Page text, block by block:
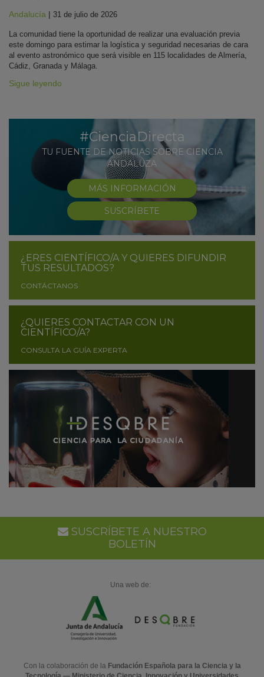
Andalucía | 31 de julio de 2026
La comunidad tiene la oportunidad de realizar una evaluación previa
este domingo para estimar la logística y seguridad necesarias de cara
al evento astronómico que será visible en 115 localidades de Almería,
Cádiz, Granada y Málaga.
Sigue leyendo
#CienciaDirecta
TU FUENTE DE NOTICIAS SOBRE CIENCIA
ANDALUZA
MÁS INFORMACIÓN
SUSCRÍBETE
¿ERES CIENTÍFICO/A Y QUIERES DIFUNDIR
TUS RESULTADOS?
CONTÁCTANOS
¿QUIERES CONTACTAR CON UN
CIENTÍFICO/A?
CONSULTA LA GUÍA EXPERTA
SUSCRÍBETE A NUESTRO
BOLETÍN
Una web de:
Con la colaboración de la Fundación Española para la Ciencia y la